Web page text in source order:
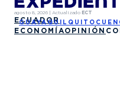
agosto 8, 2026 | Actualizado ECT
ECUADOR
GUAYAQUIL QUITO
ECONOMÍAOPINIÓN